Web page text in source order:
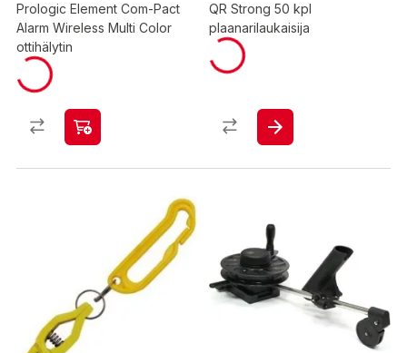
Prologic Element Com-Pact
Alarm Wireless Multi Color
ottihälytin
QR Strong 50 kpl
plaanarilaukaisija